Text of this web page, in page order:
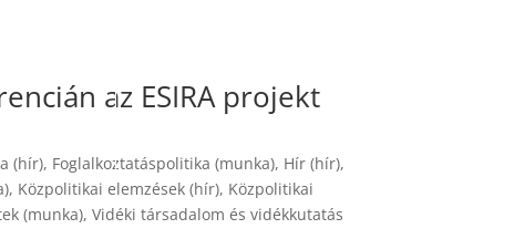
az ESIRA projekt
(hír), Foglalkoztatáspolitika (munka), Hír (hír),
, Közpolitikai elemzések (hír), Közpolitikai
(munka),Vidéki társadalom és vidékkutatás